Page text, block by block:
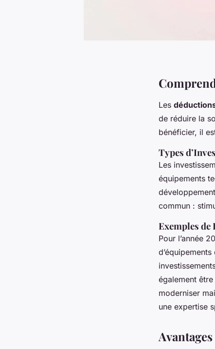
Les
de réduire la
bénéficier, il
Types
Les
équipements
commun :
Exemples de
Pour l’année
également
moderniser
une expertise